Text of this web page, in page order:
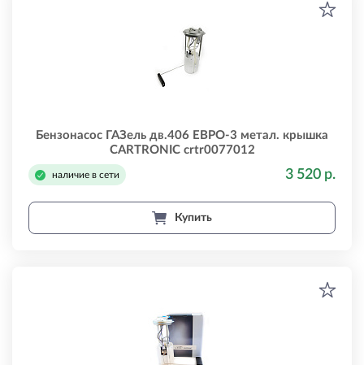
Бензонасос ГАЗель дв.406 ЕВРО-3 метал. крышка
CARTRONIC crtr0077012
наличие в сети 3 520 р.
Купить